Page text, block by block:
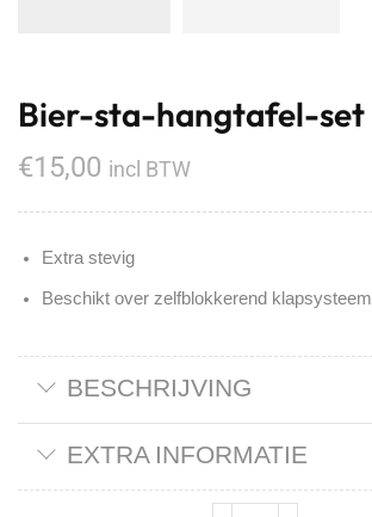
Bier-sta-hangtafel-set
€15,00 incl BTW
Extra stevig
Beschikt over zelfblokkerend klapsysteem
BESCHRIJVING
EXTRA INFORMATIE